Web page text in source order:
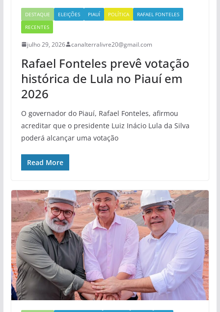
DESTAQUE ELEIÇÕES PIAUÍ POLÍTICA
RAFAEL FONTELES
RECENTES
julho 29, 2026 canalterralivre20@gmail.com
Rafael Fonteles prevê votação
histórica de Lula no Piauí em
2026
O governador do Piauí, Rafael Fonteles, afirmou
acreditar que o presidente Luiz Inácio Lula da Silva
poderá alcançar uma votação
Read More